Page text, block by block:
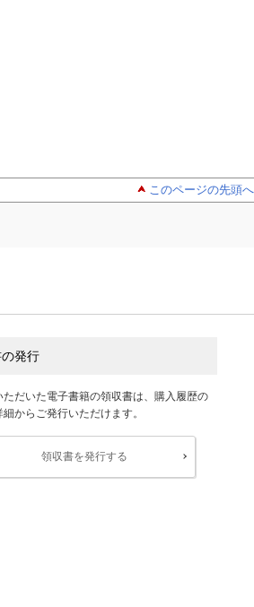
このページの先頭へ
発行
ただいた電子書籍の領収書は、購入履歴の
からご発行いただけます。
領収書を発行する